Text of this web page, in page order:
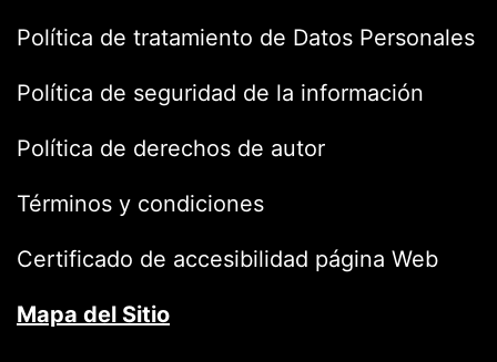
Política de tratamiento de Datos Personales
Política de seguridad de la información
Política de derechos de autor
Términos y condiciones
Certificado de accesibilidad página Web
Mapa del Sitio